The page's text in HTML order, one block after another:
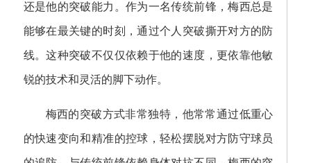
还是他的突破能力。作为一名传统前锋，梅西总是
能够在最关键的时刻，通过个人突破撕开对方的防
线。这种突破不仅仅依赖于他的速度，更依靠他敏
锐的技术和灵活的脚下动作。
梅西的突破方式非常独特，他常常通过低重心
的快速变向和精准的控球，轻松摆脱对方防守球员